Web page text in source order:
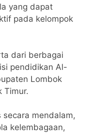
yang dapat
pada kelompok
dari berbagai
pendidikan Al-
Lombok
Timur.
mendalam,
kelembagaan,